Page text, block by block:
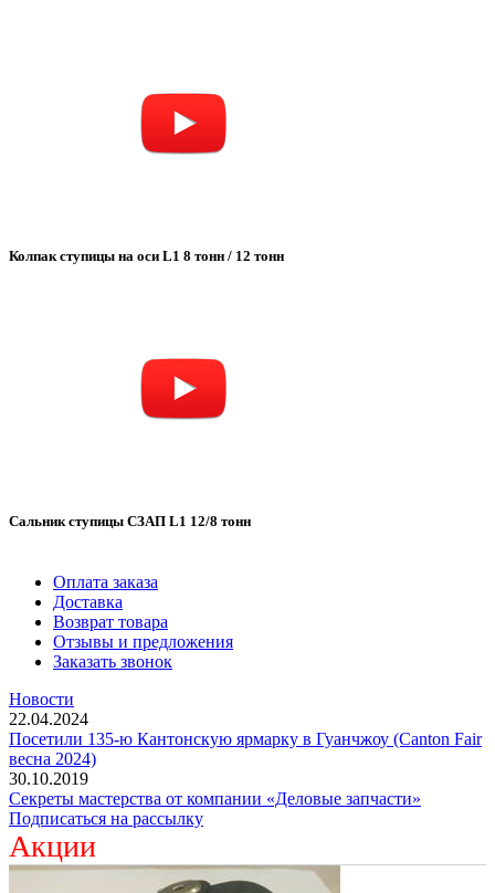
Колпак ступицы на оси L1 8 тонн / 12 тонн
Сальник ступицы СЗАП L1 12/8 тонн
Оплата заказа
Доставка
Возврат товара
Отзывы и предложения
Заказать звонок
Новости
22.04.2024
Посетили 135-ю Кантонскую ярмарку в Гуанчжоу (Canton Fair
весна 2024)
30.10.2019
Секреты мастерства от компании «Деловые запчасти»
Подписаться на рассылку
Акции